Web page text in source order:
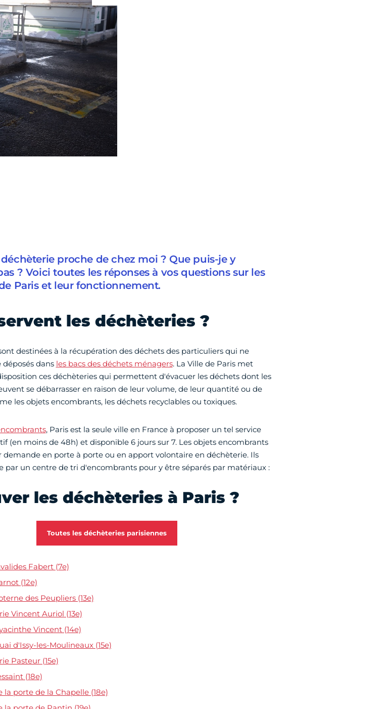
proche de chez moi ? Que puis-je y
? Voici toutes les réponses à vos questions sur les
Paris et leur fonctionnement.
les déchèteries ?
destinées à la récupération des déchets des particuliers qui ne
dans les bacs des déchets ménagers. La Ville de Paris met
ces déchèteries qui permettent d'évacuer les déchets dont les
se débarrasser en raison de leur volume, de leur quantité ou de
les objets encombrants, les déchets recyclables ou toxiques.
, Paris est la seule ville en France à proposer un tel service
(en moins de 48h) et disponible 6 jours sur 7. Les objets encombrants
demande en porte à porte ou en apport volontaire en déchèterie. Ils
par un centre de tri d'encombrants pour y être séparés par matériaux :
les déchèteries à Paris ?
Toutes les déchèteries parisiennes
Fabert (7e)
(12e)
des Peupliers (13e)
Vincent Auriol (13e)
Vincent (14e)
d'Issy-les-Moulineaux (15e)
Pasteur (15e)
(18e)
la porte de la Chapelle (18e)